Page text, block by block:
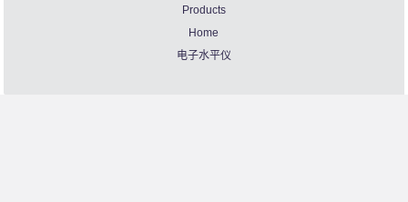
Products
Home
电子水平仪